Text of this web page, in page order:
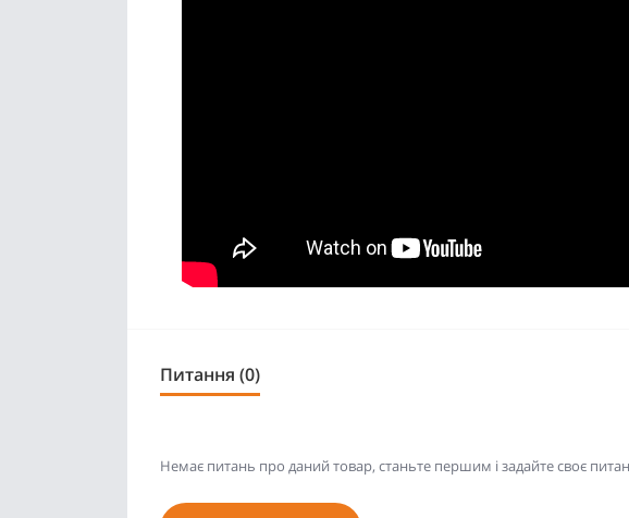
Питання (0)
Немає питань про даний товар, станьте першим і задайте своє